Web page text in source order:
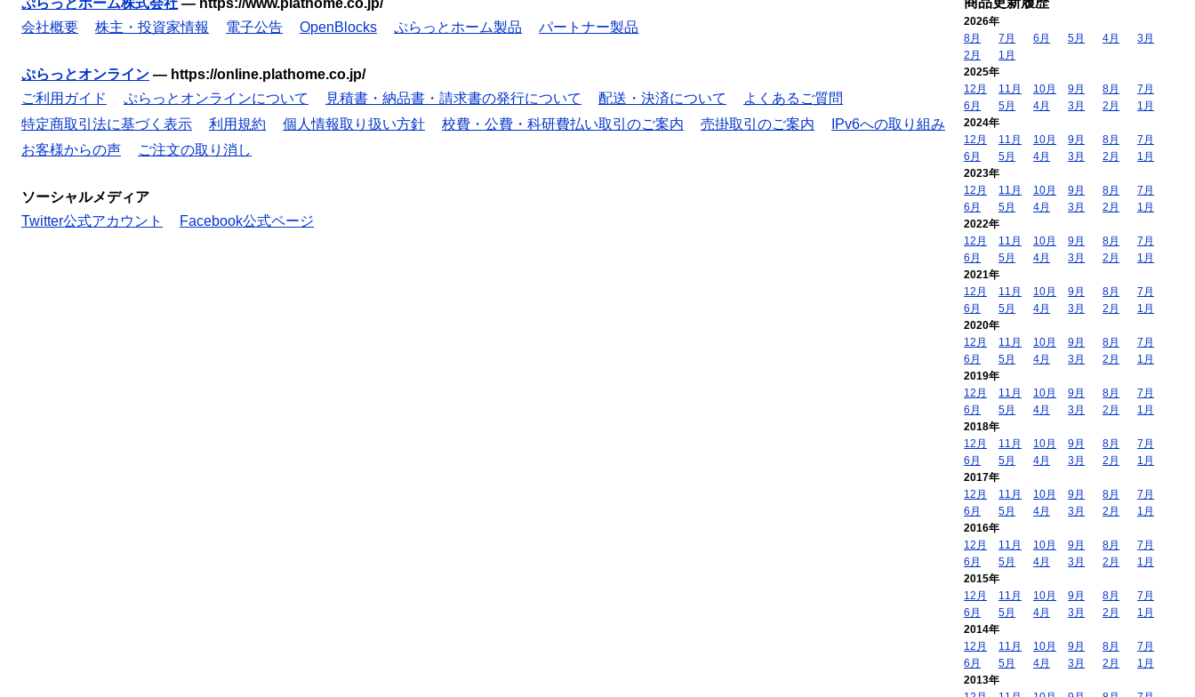
会社概要
株主・投資家情報 電子公告 OpenBlocks ぷらっとホーム製品 パートナー製品
ぷらっとオンライン — https://online.plathome.co.jp/
ご利用ガイド
ぷらっとオンラインについて 見積書・納品書・請求書の発行について 配送・決済について
よくあるご質問
特定商取引法に基づく表示
利用規約 個人情報取り扱い方針 校費・公費・科研費払い取引のご案内 売掛取引のご案内
IPv6への取り組み
お客様からの声
ご注文の取り消し
ソーシャルメディア
Twitter公式アカウント
Facebook公式ページ
2026年
8月
7月 6月 5月 4月
3月
2月
1月
2025年
12月
11月 10月 9月 8月
7月
6月
5月 4月 3月 2月
1月
2024年
12月
11月 10月 9月 8月
7月
6月
5月 4月 3月 2月
1月
2023年
12月
11月 10月 9月 8月
7月
6月
5月 4月 3月 2月
1月
2022年
12月
11月 10月 9月 8月
7月
6月
5月 4月 3月 2月
1月
2021年
12月
11月 10月 9月 8月
7月
6月
5月 4月 3月 2月
1月
2020年
12月
11月 10月 9月 8月
7月
6月
5月 4月 3月 2月
1月
2019年
12月
11月 10月 9月 8月
7月
6月
5月 4月 3月 2月
1月
2018年
12月
11月 10月 9月 8月
7月
6月
5月 4月 3月 2月
1月
2017年
12月
11月 10月 9月 8月
7月
6月
5月 4月 3月 2月
1月
2016年
12月
11月 10月 9月 8月
7月
6月
5月 4月 3月 2月
1月
2015年
12月
11月 10月 9月 8月
7月
6月
5月 4月 3月 2月
1月
2014年
12月
11月 10月 9月 8月
7月
6月
5月 4月 3月 2月
1月
2013年